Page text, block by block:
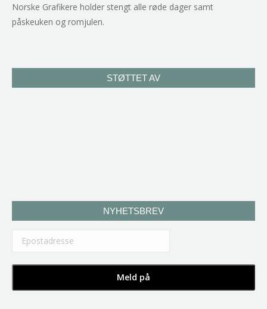
Norske Grafikere holder stengt alle røde dager samt
påskeuken og romjulen.
STØTTET AV
NYHETSBREV